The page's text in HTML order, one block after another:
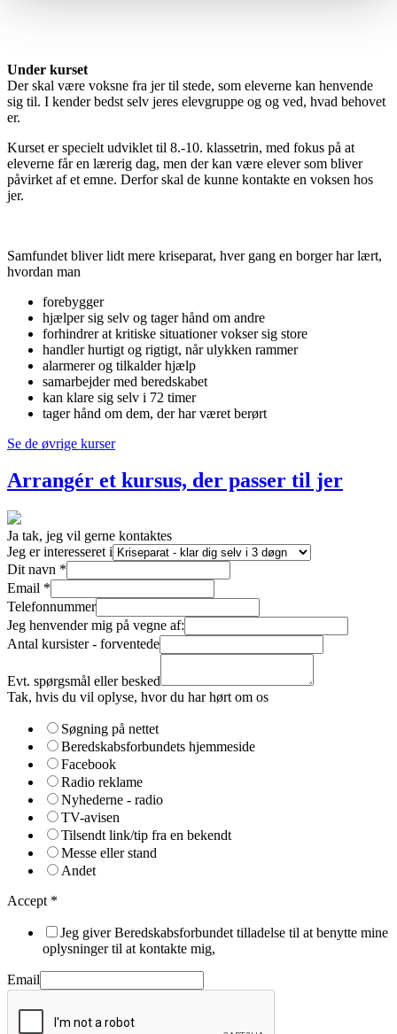
Under kurset
Der skal være voksne fra jer til stede, som eleverne kan henvende
sig til. I kender bedst selv jeres elevgruppe og og ved, hvad behovet
er.
Kurset er specielt udviklet til 8.-10. klassetrin, med fokus på at
eleverne får en lærerig dag, men der kan være elever som bliver
påvirket af et emne. Derfor skal de kunne kontakte en voksen hos
jer.
Samfundet bliver lidt mere kriseparat, hver gang en borger har lært,
hvordan man
forebygger
hjælper sig selv og tager hånd om andre
forhindrer at kritiske situationer vokser sig store
handler hurtigt og rigtigt, når ulykken rammer
alarmerer og tilkalder hjælp
samarbejder med beredskabet
kan klare sig selv i 72 timer
tager hånd om dem, der har været berørt
Se de øvrige kurser
Arrangér et kursus, der passer til jer
Ja tak, jeg vil gerne kontaktes
Jeg er interesseret i
Dit navn *
Email *
Telefonnummer
Jeg henvender mig på vegne af:
Antal kursister - forventede
Evt. spørgsmål eller besked
Tak, hvis du vil oplyse, hvor du har hørt om os
Søgning på nettet
Beredskabsforbundets hjemmeside
Facebook
Radio reklame
Nyhederne - radio
TV-avisen
Tilsendt link/tip fra en bekendt
Messe eller stand
Andet
Accept *
Jeg giver Beredskabsforbundet tilladelse til at benytte mine
oplysninger til at kontakte mig,
Email